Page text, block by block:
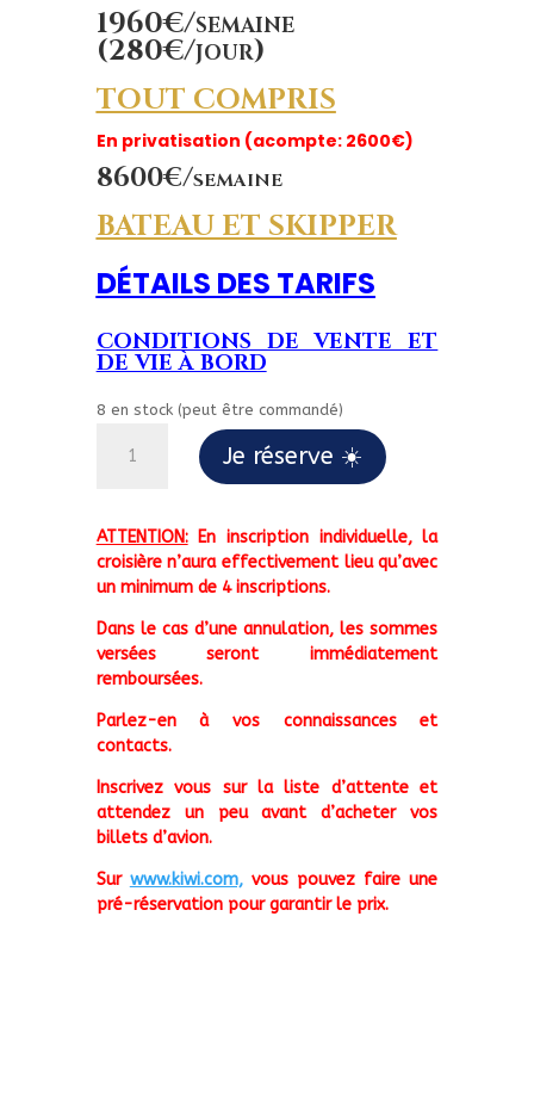
1960€/semaine
(280€/jour)
TOUT COMPRIS
En privatisation (acompte: 2600€)
8600€/semaine
BATEAU ET SKIPPER
DÉTAILS DES TARIFS
CONDITIONS DE VENTE ET
DE VIE À BORD
8 en stock (peut être commandé)
au
02/08/25
pour
CYTHÈRE
-
ATHÈNES
Je réserve ☀️
ATTENTION:En inscription individuelle, la
croisière n’aura effectivement lieu qu’avec
un minimum de 4 inscriptions.
Dans le cas d’une annulation, les sommes
versées seront immédiatement
remboursées.
Parlez-en à vos connaissances et
contacts.
Inscrivez vous sur la liste d’attente et
attendez un peu avant d’acheter vos
billets d’avion.
Sur www.kiwi.com,vous pouvez faire une
pré-réservation pour garantir le prix.